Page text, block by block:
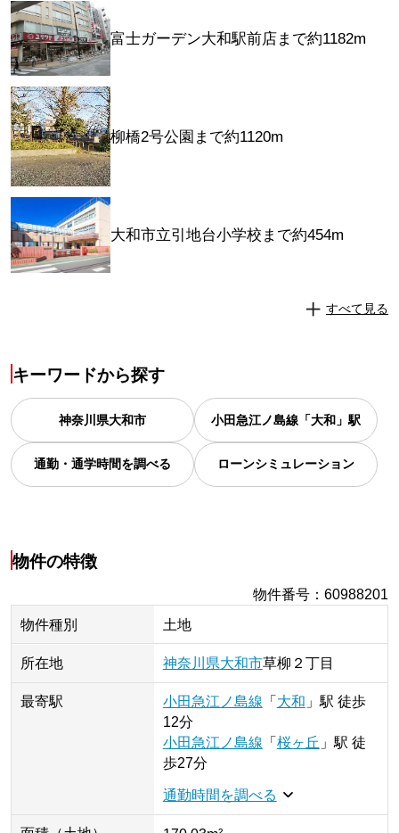
富士ガーデン大和駅前店まで約1182m
柳橋2号公園まで約1120m
大和市立引地台小学校まで約454m
すべて見る
キーワードから探す
神奈川県大和市 小田急江ノ島線「大和」駅
通勤・通学時間を調べる ローンシミュレーション
物件の特徴
物件番号 ：60988201
物件種別
土地
所在地 神奈川県大和市草柳 ２丁目
最寄駅 小田急江ノ島線 「 大和 」駅 徒歩
12分
小田急江ノ島線 「 桜ヶ丘 」駅 徒
歩27分
通勤時間を調べる